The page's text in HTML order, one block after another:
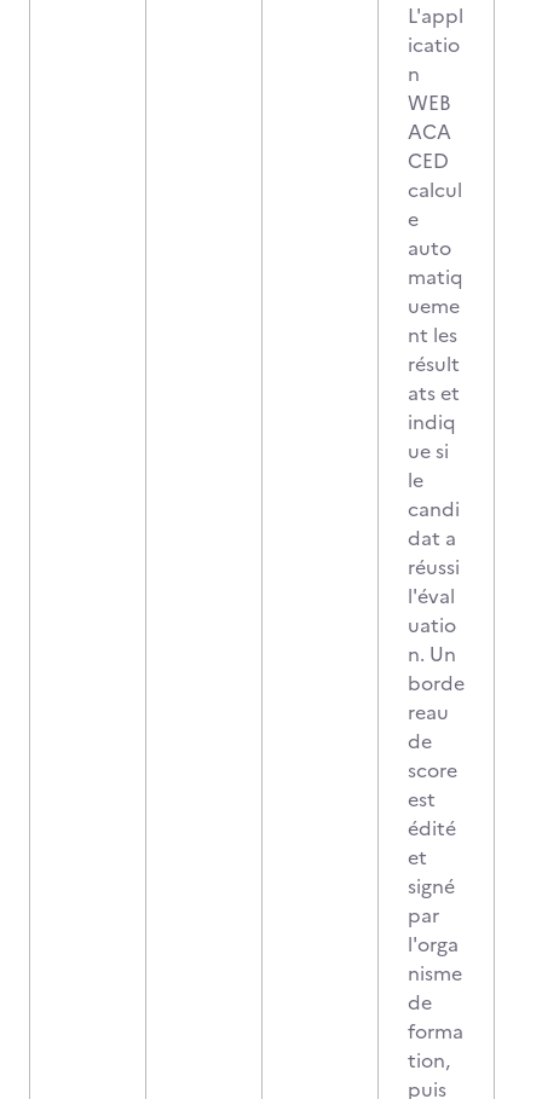
L'appl
icatio
n
WEB
ACA
CED
calcul
e
auto
matiq
ueme
nt les
résult
ats et
indiq
ue si
le
candi
dat a
réussi
l'éval
uatio
n. Un
borde
reau
de
score
est
édité
et
signé
par
l'orga
nisme
de
forma
tion,
puis